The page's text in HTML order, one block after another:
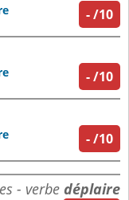
-/10
-/10
-/10
- verbe déplaire